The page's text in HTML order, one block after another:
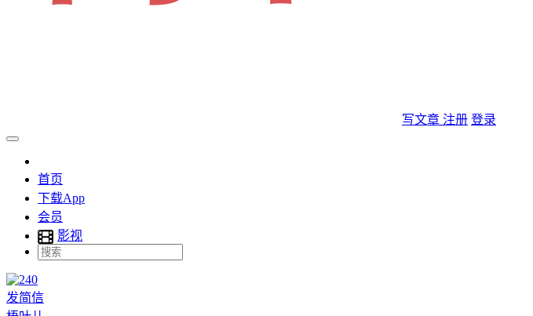
写文章 注册 登录
首页
下载App
会员
影视
发简信